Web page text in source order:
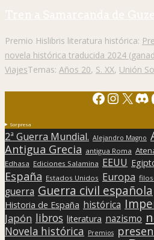
Tren a Samarcanda de
Premio Hislibris literatura histórica:
novela histórica traducida 2024
ViajesTemas: Años 20, S. XX, Unión
Facebook
X
Sorpresa
2ª Guerra Mundial. Alejandro Magno
Antigua Grecia antigua Roma
Edhasa Ediciones Salamina EEUU
España Estados Unidos Europa
guerra Guerra civil española
Historia de España histórica
Japón libros literatura nazismo
Novela histórica Premios